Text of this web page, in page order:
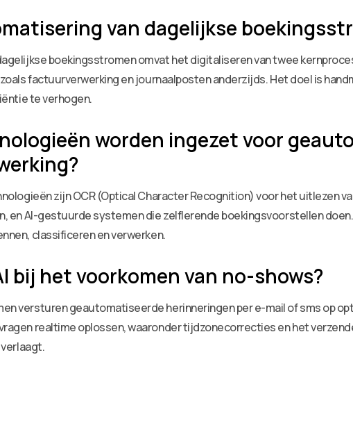
van dagelijkse
boekingsstromen omvat het digitaliseren van twee
factuurverwerking en journaalposten anderzijds. Het doel is
te verhogen.
worden ingezet voor
zijn OCR (Optical Character Recognition) voor het uitlezen
en AI-gestuurde systemen die zelflerende boekingsvoorstellen
classificeren en verwerken.
bij het voorkomen van no-shows?
versturen geautomatiseerde herinneringen per e-mail of sms op
realtime oplossen, waaronder tijdzonecorrecties en het